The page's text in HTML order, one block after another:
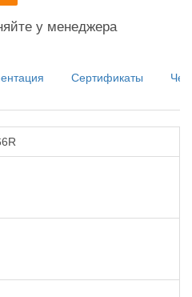
у менеджера
Сертификаты